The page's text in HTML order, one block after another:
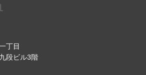
丁目
段ビル3階